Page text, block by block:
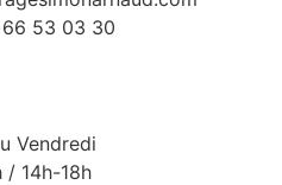
53 03 30
Vendredi
/ 14h-18h